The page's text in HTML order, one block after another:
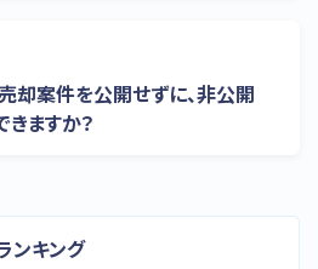
却案件を公開せずに、非公開
ますか？
ンキング